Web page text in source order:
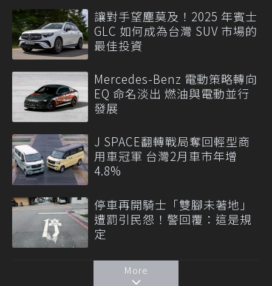
讓對手望塵莫及！2025 年賓士
GLC 如何成為台灣 SUV 市場的
最佳投資
Mercedes-Benz 電動策略轉向
EQ 命名淡出 燃油與電動並行
發展
J SPACE翻轉戰局奪回輕型商
用車冠軍 台灣2月車市年增
4.8%
停車再開騎士「雙腳未著地」
遭罰引民怨！警回覆：這是規
定
More